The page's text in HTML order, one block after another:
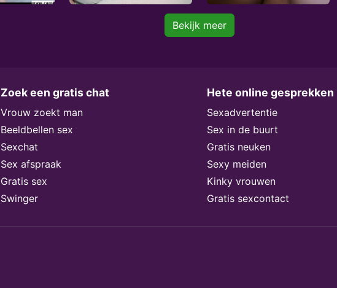
Bekijk meer
Zoek een gratis chat
Vrouw zoekt man
Beeldbellen sex
Sexchat
Sex afspraak
Gratis sex
Swinger
Hete online gesprekken
Sexadvertentie
Sex in de buurt
Gratis neuken
Sexy meiden
Kinky vrouwen
Gratis sexcontact